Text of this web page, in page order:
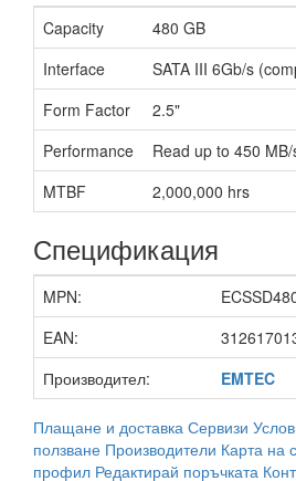
Capacity
480 GB
Interface
SATA III 6Gb/s
Form Factor
2.5"
Performance
Read up to 450
MTBF
2,000,000 hrs
Спецификация
MPN:
EAN:
Производител:
EMTEC
Плащане и доставка Сервизи
ползване Производители Карта на
профил Редактирай поръчката